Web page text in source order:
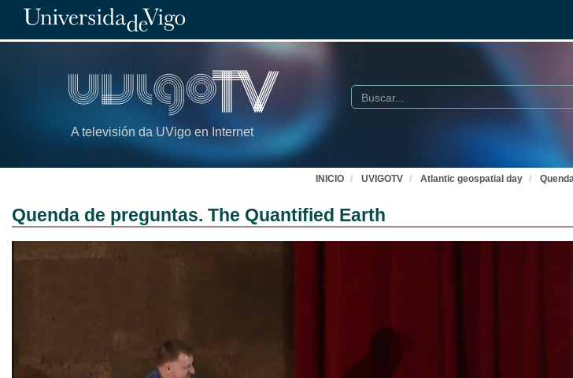
A televisión da UVigo en Internet
Buscar
INICIO UVIGOTV Atlantic geospatial day
Quenda de preguntas. The Quantified Earth